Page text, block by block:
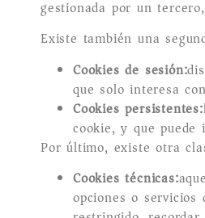
gestionada por un
Existe también una
Cookies de sesión:
que solo interesa
Cookies persistentes:
cookie, y que
Por último, existe otra
Cookies técnicas:
opciones o